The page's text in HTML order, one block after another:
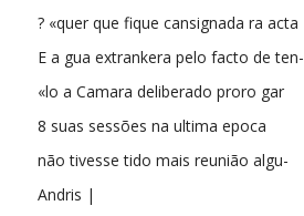
? «quer que fique cansignada ra acta
E a gua extrankera pelo facto de ten-
«lo a Camara deliberado proro gar
8 suas sessões na ultima epoca
não tivesse tido mais reunião algu-
Andris |